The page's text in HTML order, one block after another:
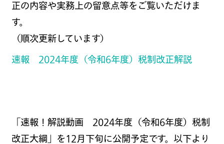
正の内容や実務上の留意点等をご覧いただけま
す。
（順次更新しています）
速報 2024年度（令和6年度）税制改正解説
「速報！解説動画 2024年度（令和6年度）税制
改正大綱」を12月下旬に公開予定です。以下より